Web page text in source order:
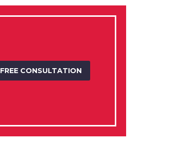
FREE CONSULTATION